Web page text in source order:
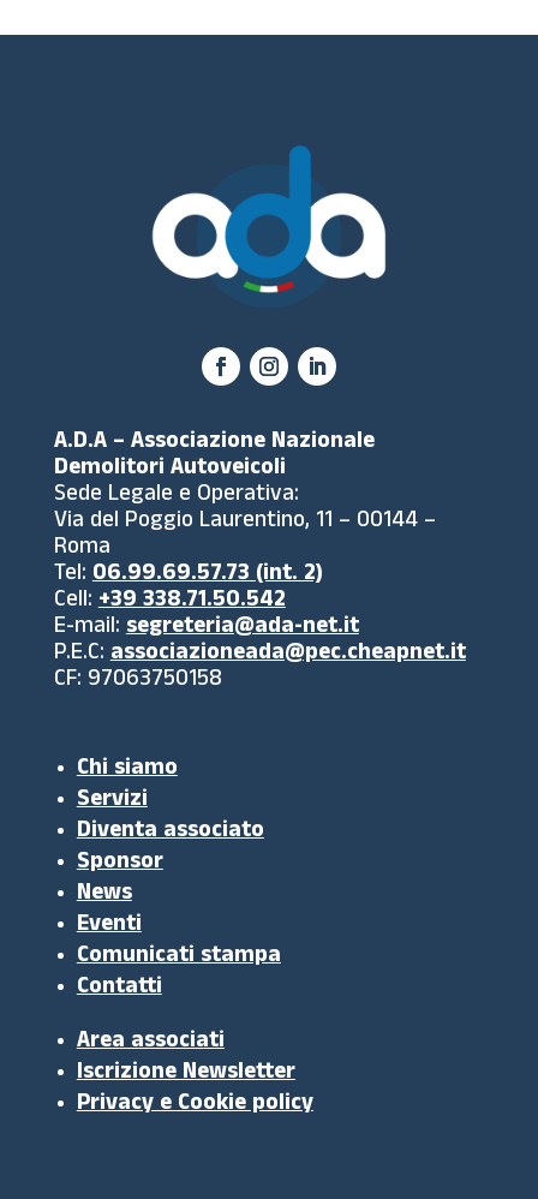
A.D.A – Associazione Nazionale
Demolitori Autoveicoli
Sede Legale e Operativa:
Via del Poggio Laurentino, 11 – 00144 –
Roma
Tel:06.99.69.57.73 (int. 2)
Cell:+39 338.71.50.542
E-mail:segreteria@ada-net.it
P.E.C:associazioneada@pec.cheapnet.it
CF: 97063750158
Chi siamo
Servizi
Diventa associato
Sponsor
News
Eventi
Comunicati stampa
Contatti
Area associati
Iscrizione Newsletter
Privacy e Cookie policy